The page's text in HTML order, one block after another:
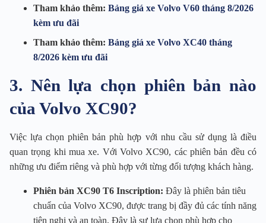
Tham khảo thêm: Bảng giá xe Volvo V60 tháng 8/2026
kèm ưu đãi
Tham khảo thêm: Bảng giá xe Volvo XC40 tháng
8/2026 kèm ưu đãi
3. Nên lựa chọn phiên bản nào
của Volvo XC90?
Việc lựa chọn phiên bản phù hợp với nhu cầu sử dụng là điều
quan trọng khi mua xe. Với Volvo XC90, các phiên bản đều có
những ưu điểm riêng và phù hợp với từng đối tượng khách hàng.
Phiên bản XC90 T6 Inscription: Đây là phiên bản tiêu
chuẩn của Volvo XC90, được trang bị đầy đủ các tính năng
tiện nghi và an toàn. Đây là sự lựa chọn phù hợp cho